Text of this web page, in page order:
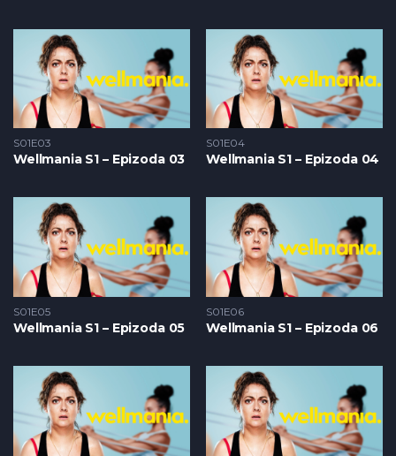
S01E03
Wellmania S1 – Epizoda 03
S01E04
Wellmania S1 – Epizoda 04
S01E05
Wellmania S1 – Epizoda 05
S01E06
Wellmania S1 – Epizoda 06